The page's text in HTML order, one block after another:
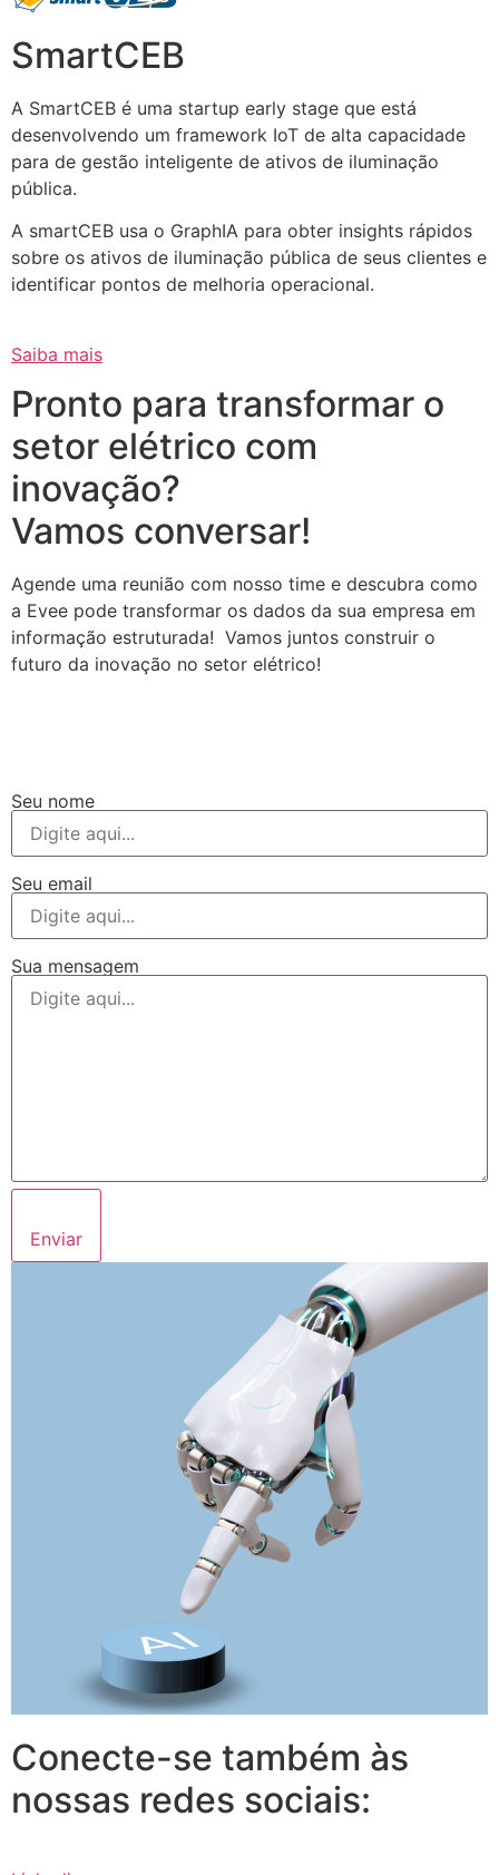
SmartCEB
A SmartCEB é uma startup early stage que está
desenvolvendo um framework IoT de alta capacidade
para de gestão inteligente de ativos de iluminação
pública.
A smartCEB usa o GraphIA para obter insights rápidos
sobre os ativos de iluminação pública de seus clientes e
identificar pontos de melhoria operacional.
Saiba mais
Pronto para transformar o
setor elétrico com
inovação?
Vamos conversar!
Agende uma reunião com nosso time e descubra como
a Evee pode transformar os dados da sua empresa em
informação estruturada! Vamos juntos construir o
futuro da inovação no setor elétrico!
Seu nome
Seu email
Sua mensagem
Enviar
Conecte-se também às
nossas redes sociais: